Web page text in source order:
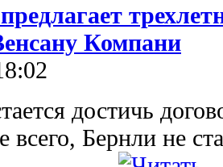
Компани
достичь
всего, Бернли не